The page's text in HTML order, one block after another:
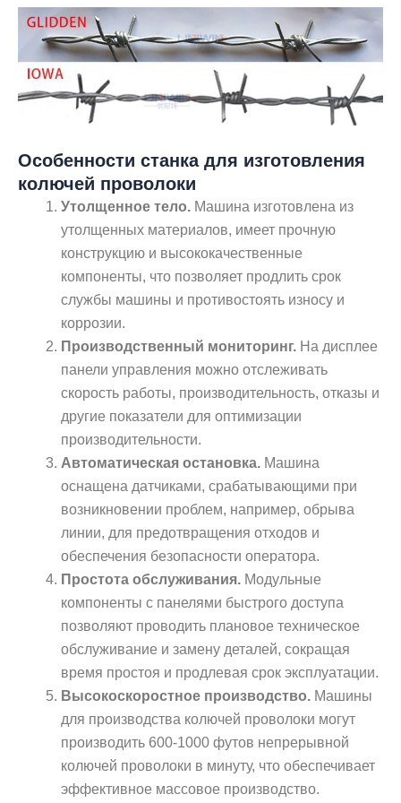
Особенности станка для изготовления
колючей проволоки
Утолщенное тело. Машина изготовлена из
утолщенных материалов, имеет прочную
конструкцию и высококачественные
компоненты, что позволяет продлить срок
службы машины и противостоять износу и
коррозии.
Производственный мониторинг. На дисплее
панели управления можно отслеживать
скорость работы, производительность, отказы и
другие показатели для оптимизации
производительности.
Автоматическая остановка. Машина
оснащена датчиками, срабатывающими при
возникновении проблем, например, обрыва
линии, для предотвращения отходов и
обеспечения безопасности оператора.
Простота обслуживания. Модульные
компоненты с панелями быстрого доступа
позволяют проводить плановое техническое
обслуживание и замену деталей, сокращая
время простоя и продлевая срок эксплуатации.
Высокоскоростное производство. Машины
для производства колючей проволоки могут
производить 600-1000 футов непрерывной
колючей проволоки в минуту, что обеспечивает
эффективное массовое производство.